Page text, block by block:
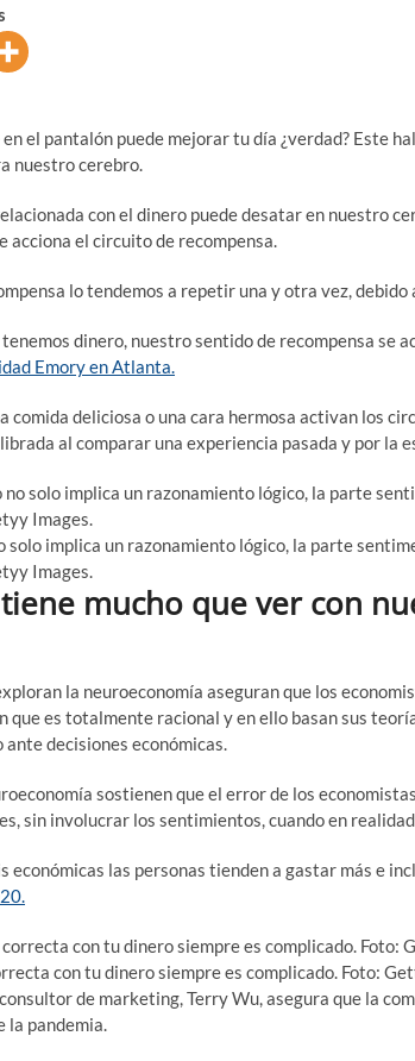
el pantalón puede mejorar tu día ¿verdad? Este
nuestro cerebro.
con el dinero puede desatar en nuestro
acciona el circuito de recompensa.
lo tendemos a repetir una y otra vez, debido
tenemos dinero, nuestro sentido de recompensa se
Emory en Atlanta.
comida deliciosa o una cara hermosa activan los
al comparar una experiencia pasada y por la
solo implica un razonamiento lógico, la parte
Images.
mucho que ver con
la neuroeconomía aseguran que los
que es totalmente racional y en ello basan sus
decisiones económicas.
sostienen que el error de los
sin involucrar los sentimientos, cuando en
económicas las personas tienden a gastar más e
con tu dinero siempre es complicado. Foto:
de marketing, Terry Wu, asegura que la
la pandemia.